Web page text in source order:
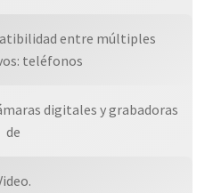
entre múltiples
teléfonos
digitales y grabadoras
de